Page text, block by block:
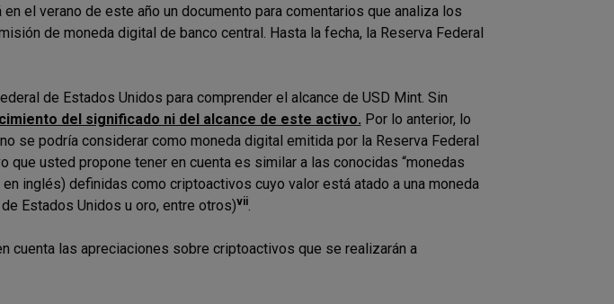
el verano de este año un documento para comentarios que analiza los
de moneda digital de banco central. Hasta la fecha, la Reserva Federal
de Estados Unidos para comprender el alcance de USD Mint. Sin
del significado ni del alcance de este activo. Por lo anterior, lo
se podría considerar como moneda digital emitida por la Reserva Federal
que usted propone tener en cuenta es similar a las conocidas “monedas
inglés) definidas como criptoactivos cuyo valor está atado a una moneda
Estados Unidos u oro, entre otros)vii.
cuenta las apreciaciones sobre criptoactivos que se realizarán a